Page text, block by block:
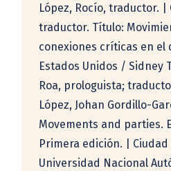
López, Rocío, traductor.
traductor. Título:
conexiones críticas en
Estados Unidos / Sidney
Roa, prologuista;
López, Johan Gordillo-
Movements and parties.
Primera edición. | Ciudad
Universidad Nacional